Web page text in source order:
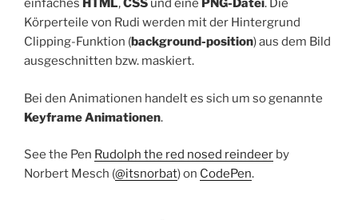
einfaches HTML,CSS und eine PNG-Datei. Die
Körperteile von Rudi werden mit der Hintergrund
Clipping-Funktion (background-position) aus dem Bild
ausgeschnitten bzw. maskiert.
Bei den Animationen handelt es sich um so genannte
Keyframe Animationen.
See the Pen Rudolph the red nosed reindeer by
Norbert Mesch (@itsnorbat) on CodePen.